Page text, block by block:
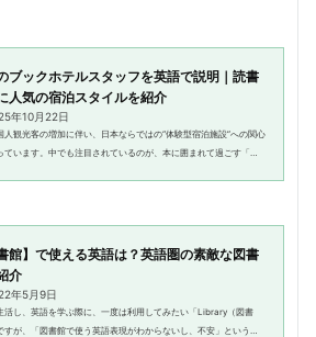
ブックホテルスタッフを英語で説明｜読書
人気の宿泊スタイルを紹介
年10月22日
人観光客の増加に伴い、日本ならではの“体験型宿泊施設”への関心
ています。中でも注目されているのが、本に囲まれて過ごす「ブ
書館】で使える英語は？英語圏の素敵な図書
介
年5月9日
活し、英語を学ぶ際に、一度は利用してみたい「Library（図書
すが、「図書館で使う英語表現がわからないし、不安」という方